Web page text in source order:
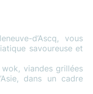
d’Ascq, vous
savoureuse et
viandes grillées
dans un cadre